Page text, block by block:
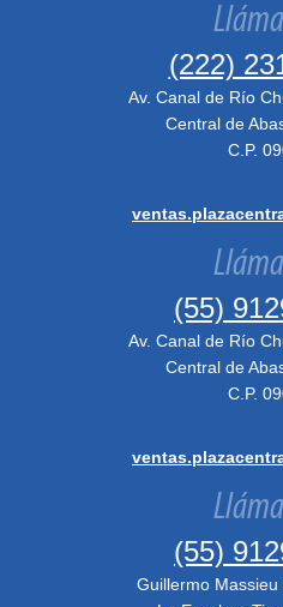
(222)
Av. Canal de Río
Central de
C.P.
(55)
Av. Canal de Río
Central de
C.P.
(55)
Guillermo Massieu